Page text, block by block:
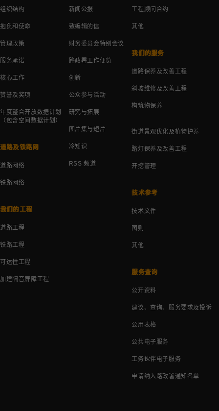
组织结构
抱负和使命
管理政策
服务承诺
核心工作
赞誉及奖项
年度整合开放数据计划
（包含空间数据计划）
道路及铁路网
道路网络
铁路网络
我们的工程
道路工程
铁路工程
可达性工程
加建隔音屏障工程
新闻公报
致编辑的信
财务委员会特别会议
路政署工作便览
创新
公众参与活动
研究与拓展
图片集与短片
冷知识
RSS 频道
工程顾问合约
其他
我们的服务
道路保养及改善工程
斜坡维修及改善工程
构筑物保养
街道景观优化及植物护养
路灯保养及改善工程
开挖管理
技术参考
技术文件
图则
其他
服务查询
公开资料
建议、查询、服务要求及投诉
公用表格
公共电子服务
工务伙伴电子服务
申请纳入路政署通知名单